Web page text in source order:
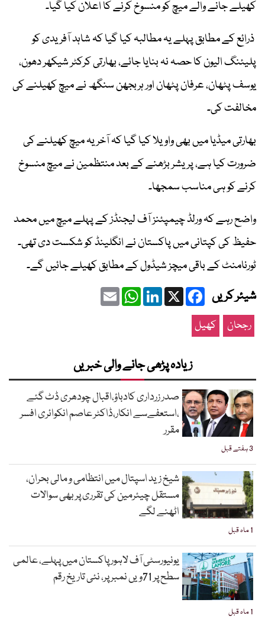
کھیلے جانے والے میچ کو منسوخ کرنے کا اعلان کیا گیا۔
ذرائع کے مطابق پہلے یہ مطالبہ کیا گیا کہ شاہد آفریدی کو
پلیئنگ الیون کا حصہ نہ بنایا جائے، بھارتی کرکٹر شیکھر دھون،
یوسف پٹھان، عرفان پٹھان اور ہربجھن سنگھ نے میچ کھیلنے کی
مخالفت کی۔
بھارتی میڈیا میں بھی واویلا کیا گیا کہ آخر یہ میچ کھیلنے کی
ضرورت کیا ہے، پریشر بڑھنے کے بعد منتظمین نے میچ منسوخ
کرنے کو ہی مناسب سمجھا۔
واضح رہے کہ ورلڈ چیمپئنز آف لیجنڈز کے پہلے میچ میں محمد
حفیظ کی کپتانی میں پاکستان نے انگلینڈ کو شکست دی تھی۔
ٹورنامنٹ کے باقی میچز شیڈول کے مطابق کھیلے جائیں گے۔
شیئر کریں Facebook
X
LinkedIn
WhatsApp
Email
رجحان کھیل
زیادہ پڑھی جانے والی خبریں
3 ہفتے قبل
صدر زرداری کادباؤ،اقبال چودھری ڈٹ گئے
،استعفےسے انکار،ڈاکٹر عاصم انکوائری افسر
مقرر
1 ماہ قبل
شیخ زید اسپتال میں انتظامی و مالی بحران،
مستقل چیئرمین کی تقرری پر بھی سوالات
اٹھنے لگے
1 ماہ قبل
یونیورسٹی آف لاہور پاکستان میں پہلے، عالمی
سطح پر 71ویں نمبر پر، نئی تاریخ رقم